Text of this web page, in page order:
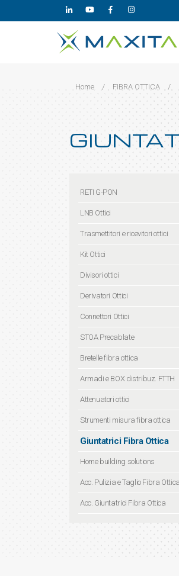
Home / FIBRA OTTICA /
RETI G-PON
LNB Ottici
Trasmettitori e ricevitori ottici
Kit Ottici
Divisori ottici
Derivatori Ottici
Connettori Ottici
STOA Precablate
Bretelle fibra ottica
Armadi e BOX distribuz. FTTH
Attenuatori ottici
Strumenti misura fibra ottica
Giuntatrici Fibra Ottica
Home building solutions
Acc. Pulizia e Taglio Fibra Ottica
Acc. Giuntatrici Fibra Ottica